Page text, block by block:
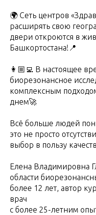
🌍 Сеть центров
расширять свою
двери откроются в
Башкортостана!📍
👩🏼‍💻 В настоящее
биорезонансное
комплексным
днем🚀
Всё больше людей
это не просто
выбор в пользу
Елена Владимировна
области
более 12 лет, автор
врач
с более 25-летним